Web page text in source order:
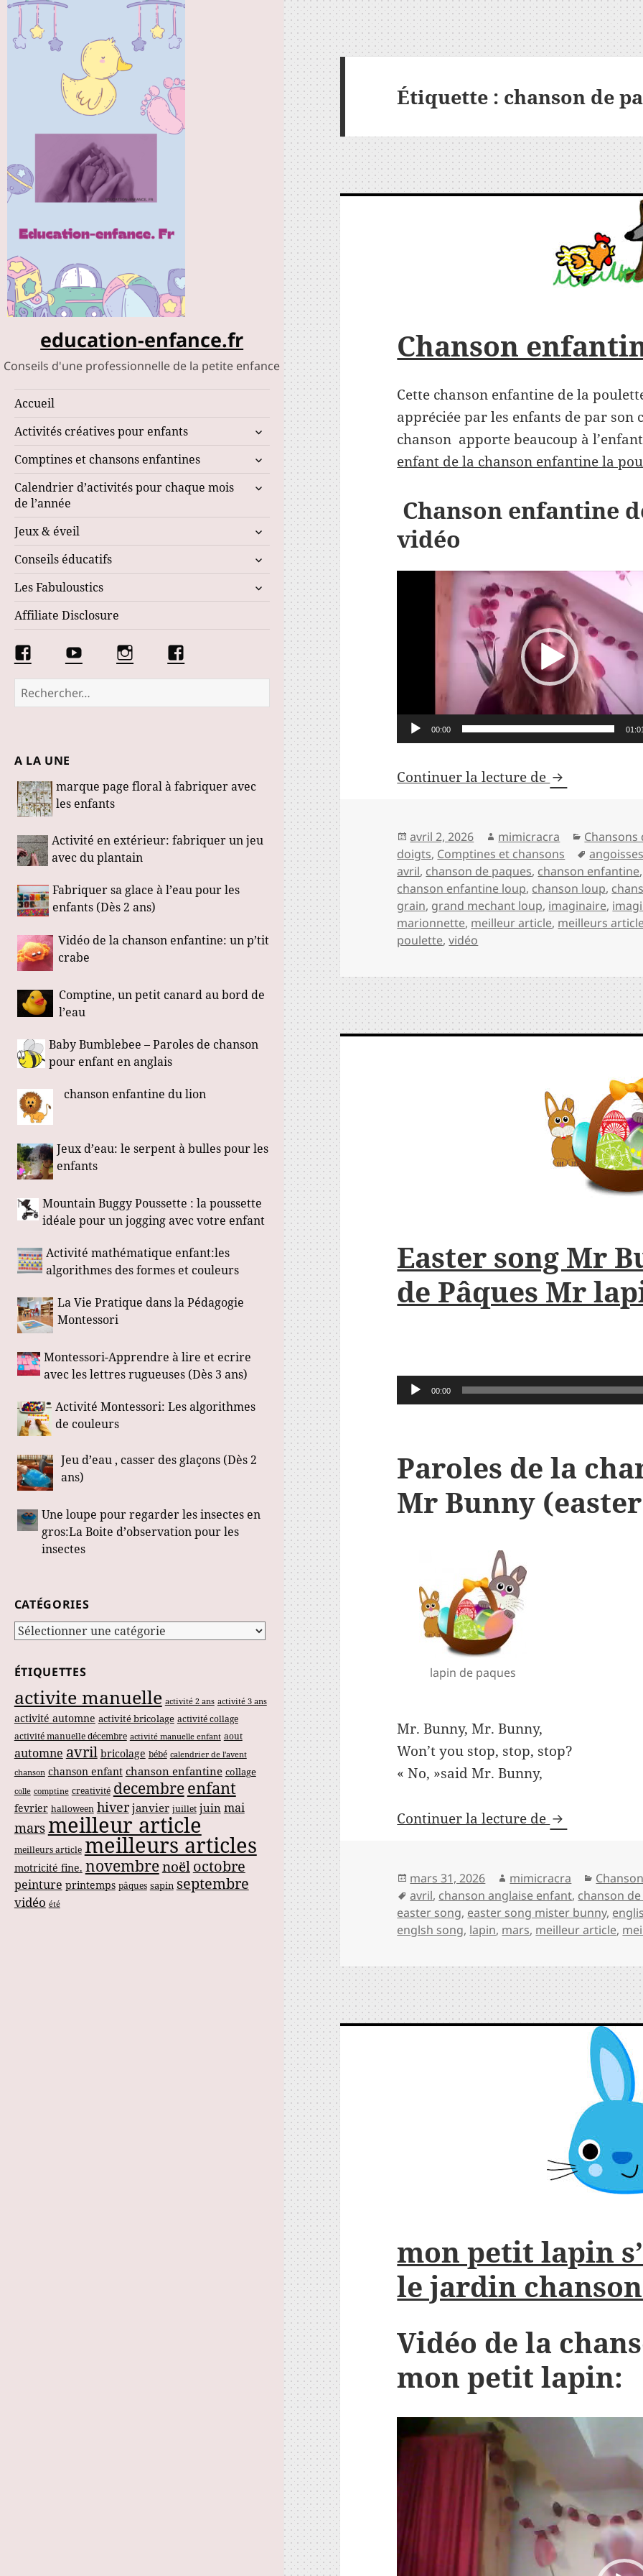
education-enfance.fr
Conseils d'une professionnelle de la petite enfance
Accueil
Activités créatives pour enfants
ouvrir
le
sous-
menu
Comptines et chansons enfantines
ouvrir
le
sous-
Calendrier d’activités pour chaque mois
de l’année
ouvrir
sous-
menu
Jeux & éveil
ouvrir
le
sous-
menu
Conseils éducatifs
ouvrir
le
sous-
menu
Les Fabuloustics
ouvrir
le
menu
Affiliate Disclosure
Facebook
Les
Fabuloustics
Conseils
d’une
éducatrice
de
Éduquer
les
petits
La
communauté
Marmotille
Rechercher :
A LA UNE
marque page floral à fabriquer avec
les enfants
Activité en extérieur: fabriquer un jeu
avec du plantain
Fabriquer sa glace à l’eau pour les
enfants (Dès 2 ans)
Vidéo de la chanson enfantine: un p’tit
crabe
Comptine, un petit canard au bord de
l’eau
Baby Bumblebee – Paroles de chanson
pour enfant en anglais
chanson enfantine du lion
Jeux d’eau: le serpent à bulles pour les
enfants
Mountain Buggy Poussette : la poussette
idéale pour un jogging avec votre enfant
Activité mathématique enfant:les
algorithmes des formes et couleurs
La Vie Pratique dans la Pédagogie
Montessori
Montessori-Apprendre à lire et ecrire
avec les lettres rugueuses (Dès 3 ans)
Activité Montessori: Les algorithmes
de couleurs
Jeu d’eau , casser des glaçons (Dès 2
ans)
Une loupe pour regarder les insectes en
gros:La Boite d’observation pour les
insectes
CATÉGORIES
Catégories
ÉTIQUETTES
activite manuelle activité 2 ans activité 3 ans
activité automne activité bricolage activité collage
activité manuelle décembre activité manuelle enfant aout
automne avril bricolage bébé calendrier de l'avent
chanson chanson enfant chanson enfantine collage
colle comptine creativité decembreenfant
fevrier halloween hiver janvier juillet juin mai
marsmeilleur article
meilleurs article meilleurs articles
motricité fine. novembrenoëloctobre
peinture printemps pâques sapin septembre
vidéo été
Étiquette : chanson de
Chanson
Cette chanson enfantine de la
appréciée par les enfants de par son
chanson apporte beaucoup à
enfant de la chanson enfantine la
Chanson enfantine
vidéo
00:00 01:01
Continuer la lecture de Chanson
Publié
le
avril 2, 2026 Auteur
mimicracra Catégories
Chansons
doigts, Comptines et chansons
Mots-
clés
angoisses
avril, chanson de paques, chanson enfantine,
chanson enfantine loup, chanson loup,
grain, grand mechant loup, imaginaire,
marionnette, meilleur article, meilleurs
poulette,vidéo
Easter song Mr
de Pâques Mr
Lecteur
audio
00:00
Paroles de la
Mr Bunny
lapin de paques
Mr. Bunny, Mr. Bunny,
Won’t you stop, stop, stop?
« No, »said Mr. Bunny,
Continuer la lecture de Easter song
Publié
le
mars 31, 2026 Auteur
mimicracra
Mots-
clés
avril, chanson anglaise enfant, chanson
easter song, easter song mister bunny,
englsh song, lapin, mars, meilleur article,
mon petit lapin
le jardin
Vidéo de la
mon petit lapin:
Lecteur
vidéo